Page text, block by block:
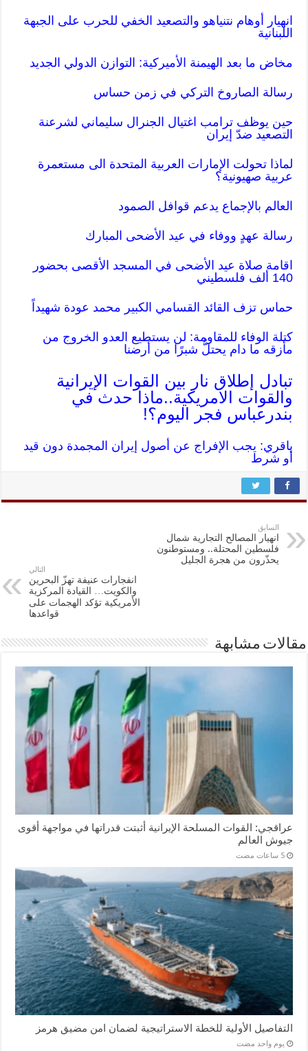
انهيار أوهام نتنياهو والتصعيد الخفي للحرب على الجبهة
اللبنانية
مخاض ما بعد الهيمنة الأميركية: التوازن الدولي الجديد
رسالة الصاروخ التركي في زمن حساس
حين يوظف ترامب اغتيال الجنرال سليماني لشرعنة
التصعيد ضدّ إيران
لماذا تحولت الإمارات العربية المتحدة الى مستعمرة
عربية صهيونية؟
العالم بالإجماع يدعم قوافل الصمود
رسالة عهدٍ ووفاء في عيد الأضحى المبارك
اقامة صلاة عيد الأضحى في المسجد الأقصى بحضور
140 ألف فلسطيني
حماس تزف القائد القسامي الكبير محمد عودة شهيداً
كتلة الوفاء للمقاومة: لن يستطيع العدو الخروج من
مأزقه ما دام يحتلُّ شبرًا من أرضنا
تبادل إطلاق نار بين القوات الإيرانية
والقوات الامريكية..ماذا حدث في
بندرعباس فجر اليوم؟!
باقري: يجب الإفراج عن أصول إيران المجمدة دون قيد
أو شرط
السابق
انهيار المصالح التجارية شمال
فلسطين المحتلة.. ومستوطنون
يحذّرون من هجرة الجليل
التالي
انفجارات عنيفة تهزّ البحرين
والكويت… القيادة المركزية
الأمريكية تؤكد الهجمات على
قواعدها
مقالات مشابهة
عراقجي: القوات المسلحة الإيرانية أثبتت قدراتها في مواجهة أقوى
جيوش العالم
‏5 ساعات مضت
التفاصيل الأولية للخطة الاستراتيجية لضمان امن مضيق هرمز
‏يوم واحد مضت